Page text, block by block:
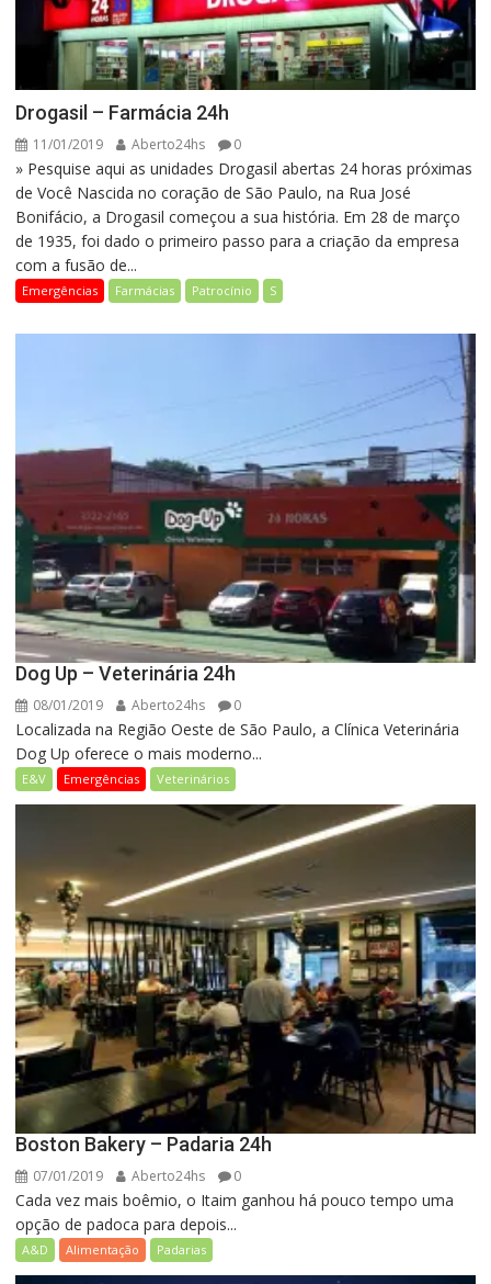
Drogasil – Farmácia 24h
11/01/2019 Aberto24hs 0
» Pesquise aqui as unidades Drogasil abertas 24 horas próximas
de Você Nascida no coração de São Paulo, na Rua José
Bonifácio, a Drogasil começou a sua história. Em 28 de março
de 1935, foi dado o primeiro passo para a criação da empresa
com a fusão de...
Emergências Farmácias Patrocínio S
Dog Up – Veterinária 24h
08/01/2019 Aberto24hs 0
Localizada na Região Oeste de São Paulo, a Clínica Veterinária
Dog Up oferece o mais moderno...
E&V Emergências Veterinários
Boston Bakery – Padaria 24h
07/01/2019 Aberto24hs 0
Cada vez mais boêmio, o Itaim ganhou há pouco tempo uma
opção de padoca para depois...
A&D Alimentação Padarias